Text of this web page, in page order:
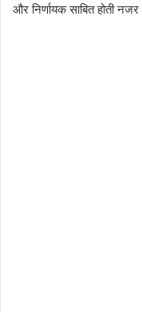
और निर्णायक साबित होती